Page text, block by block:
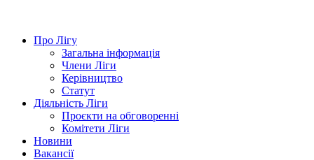
Про Лігу
Загальна інформація
Члени Ліги
Керівництво
Статут
Діяльність Ліги
Проєкти на обговоренні
Комітети Ліги
Новини
Вакансії